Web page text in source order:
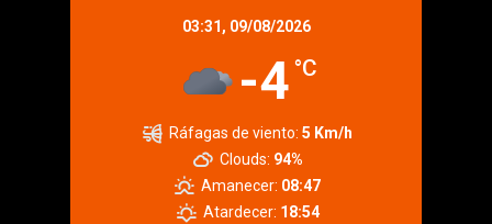
03:31, 09/08/2026
-4 °C
Ráfagas de viento: 5 Km/h
Clouds: 94%
Amanecer: 08:47
Atardecer: 18:54